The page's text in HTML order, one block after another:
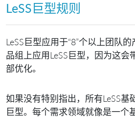
LeSS巨型规则
LeSS巨型应用于“8”个以上团队
品组上应用LeSS巨型，因为这会
部优化。
如果没有特别指出，所有LeSS基
巨型。每个需求领域就像是一个基